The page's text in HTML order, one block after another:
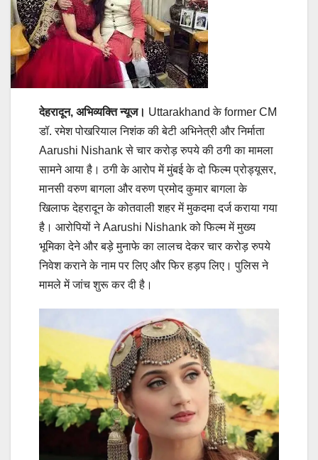
देहरादून, अभिव्यक्ति न्यूज। Uttarakhand के former CM
डॉ. रमेश पोखरियाल निशंक की बेटी अभिनेत्री और निर्माता
Aarushi Nishank से चार करोड़ रुपये की ठगी का मामला
सामने आया है। ठगी के आरोप में मुंबई के दो फिल्म प्रोड्यूसर,
मानसी वरुण बागला और वरुण प्रमोद कुमार बागला के
खिलाफ देहरादून के कोतवाली शहर में मुकदमा दर्ज कराया गया
है। आरोपियों ने Aarushi Nishank को फिल्म में मुख्य
भूमिका देने और बड़े मुनाफे का लालच देकर चार करोड़ रुपये
निवेश कराने के नाम पर लिए और फिर हड़प लिए। पुलिस ने
मामले में जांच शुरू कर दी है।